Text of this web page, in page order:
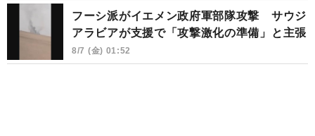
フーシ派がイエメン政府軍部隊攻撃 サウジ
アラビアが支援で「攻撃激化の準備」と主張
8/7 (金) 01:52